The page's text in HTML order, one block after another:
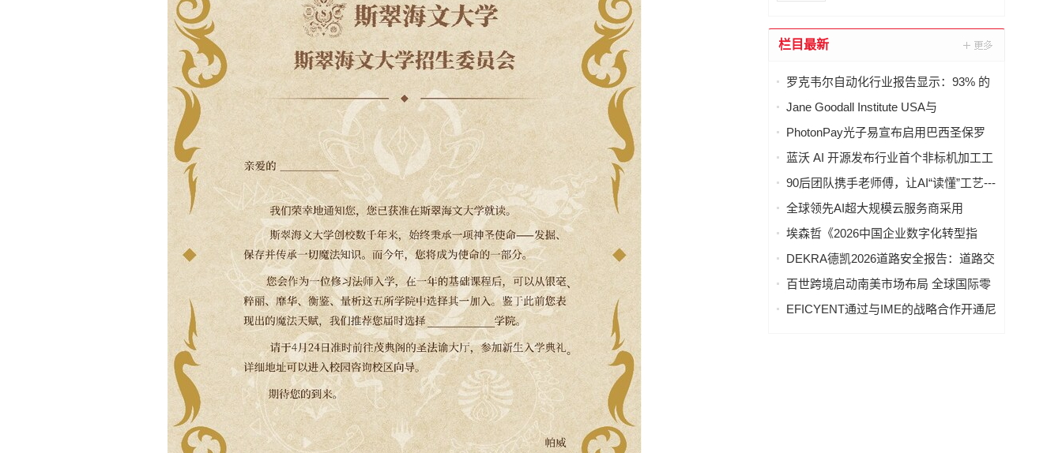
栏目最新
罗克韦尔自动化行业报告显示：93% 的
制造商已部署 MES 制造执行系统，但仅
Jane Goodall Institute USA与
FormationQ启动首个量子计算研究项
PhotonPay光子易宣布启用巴西圣保罗
办公室，加速拉美市场战略布局
蓝沃 AI 开源发布行业首个非标机加工工
艺大模型「沃土」LevelField-1，工业 AI
90后团队携手老师傅，让AI“读懂”工艺---
-非标机加工工艺大模型「沃土」在沪开
全球领先AI超大规模云服务商采用
ATLANT 3D NANOFABRICATOR®
埃森哲《2026中国企业数字化转型指
数》：中国企业加速AI规模化应用，尚
DEKRA德凯2026道路安全报告：道路交
通场景下的职业安全 - 高风险环境，事
百世跨境启动南美市场布局 全球国际零
担物流网络进入第二阶段
EFICYENT通过与IME的战略合作开通尼